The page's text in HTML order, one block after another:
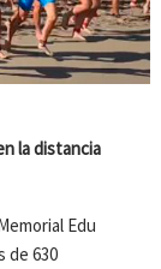
la distancia
Edu
de 630